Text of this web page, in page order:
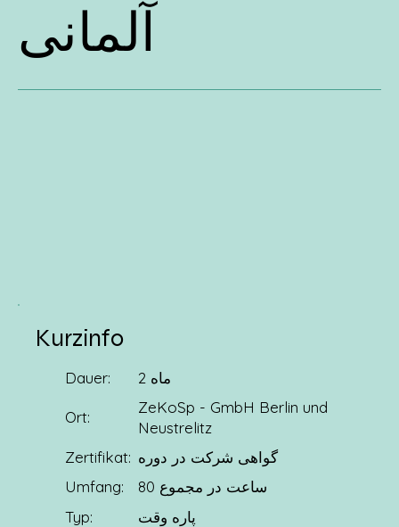
Kurzinfo
Dauer:
Ort:
Zertifikat:
Umfang:
Typ:
2 ماه
ZeKoSp - GmbH Berlin und
Neustrelitz
گواهی شرکت در دوره
80 ساعت در مجموع
پاره وقت
آلمانی